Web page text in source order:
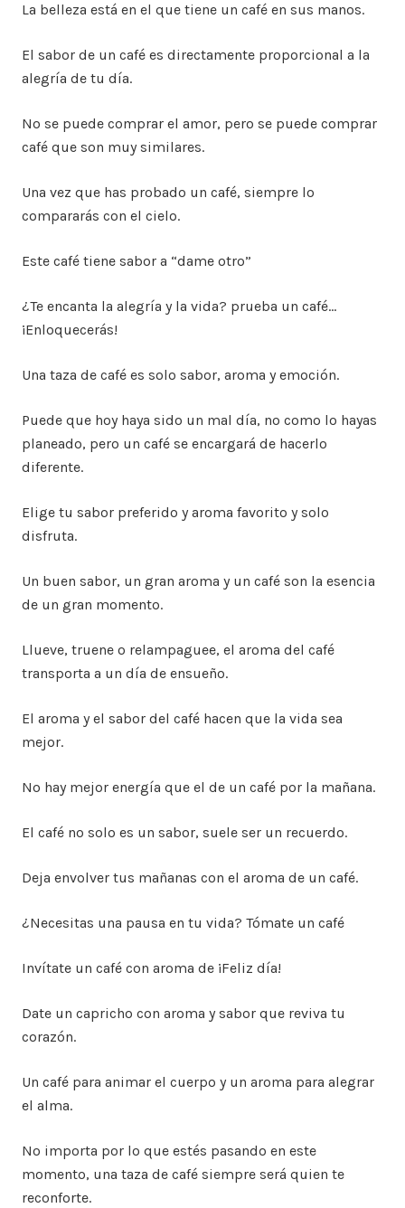
La belleza está en el que tiene un café en sus manos.
El sabor de un café es directamente proporcional a la
alegría de tu día.
No se puede comprar el amor, pero se puede comprar
café que son muy similares.
Una vez que has probado un café, siempre lo
compararás con el cielo.
Este café tiene sabor a “dame otro”
¿Te encanta la alegría y la vida? prueba un café…
¡Enloquecerás!
Una taza de café es solo sabor, aroma y emoción.
Puede que hoy haya sido un mal día, no como lo hayas
planeado, pero un café se encargará de hacerlo
diferente.
Elige tu sabor preferido y aroma favorito y solo
disfruta.
Un buen sabor, un gran aroma y un café son la esencia
de un gran momento.
Llueve, truene o relampaguee, el aroma del café
transporta a un día de ensueño.
El aroma y el sabor del café hacen que la vida sea
mejor.
No hay mejor energía que el de un café por la mañana.
El café no solo es un sabor, suele ser un recuerdo.
Deja envolver tus mañanas con el aroma de un café.
¿Necesitas una pausa en tu vida? Tómate un café
Invítate un café con aroma de ¡Feliz día!
Date un capricho con aroma y sabor que reviva tu
corazón.
Un café para animar el cuerpo y un aroma para alegrar
el alma.
No importa por lo que estés pasando en este
momento, una taza de café siempre será quien te
reconforte.